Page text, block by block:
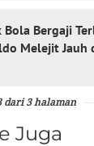
Bola Bergaji
Melejit Jauh
dari 3 halaman
Juga